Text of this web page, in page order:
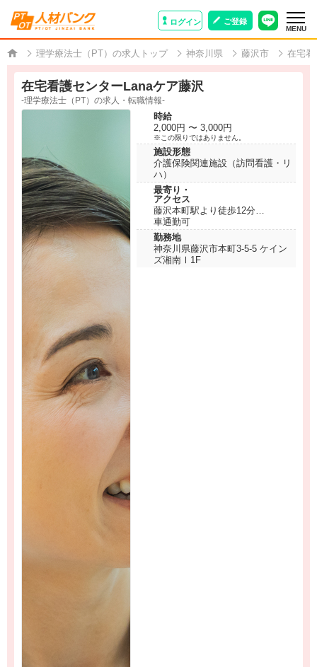
ログイン ご登録
MENU
理学療法士（PT）の求人トップ 神奈川県 藤沢市 在宅看
在宅看護センターLanaケア藤沢
-理学療法士（PT）の求人・転職情報-
時給
2,000円 〜 3,000円
※この限りではありません。
施設形態
介護保険関連施設（訪問看護・リ
ハ）
最寄り・
アクセス
藤沢本町駅より徒歩12分
車通勤可
勤務地
神奈川県藤沢市本町3-5-5 ケイン
ズ湘南Ⅰ1F